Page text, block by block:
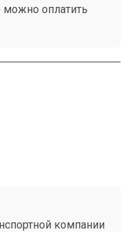
можно оплатить
компании